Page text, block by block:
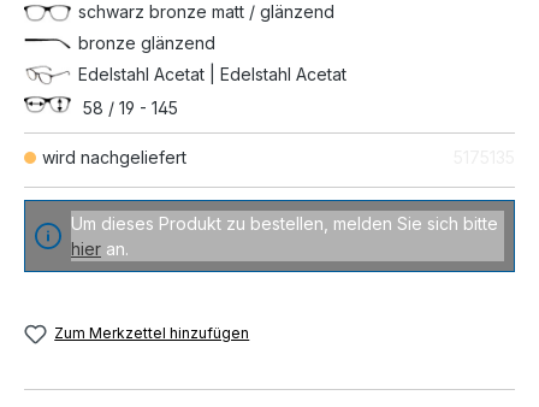
wird nachgeliefert
schwarz bronze matt / glänzend
bronze glänzend
Edelstahl Acetat | Edelstahl Acetat
58 / 19 - 145
Um dieses Produkt zu bestellen, melden Sie sich bitte
hier an.
Zum Merkzettel hinzufügen